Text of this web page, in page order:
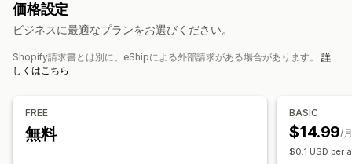
配送品の管理
メール通知
配送分析
カスタマイズ
複数言語 複数通貨 カスタムルール
価格設定
ビジネスに最適なプランをお選びください。
Shopify請求書とは別に、eShipによる外部請求がある場合があります。 詳
しくはこちら
FREE
無料
BASIC
$14.99/
$0.1 USD per